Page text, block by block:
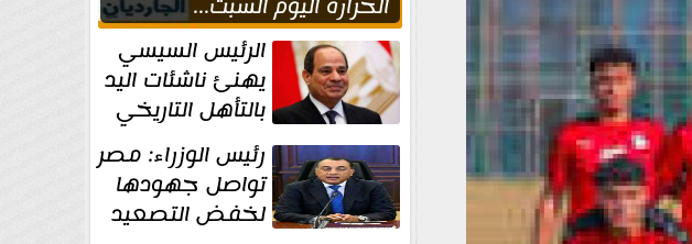
العظمى في القاهره 36
درجة الرئيس السيسي
يهنئ ناشئات اليد
بالتأهل التاريخي
إلى نصف نهائي
كأس العالم رئيس الوزراء: مصر
تواصل جهودها
لخفض التصعيد